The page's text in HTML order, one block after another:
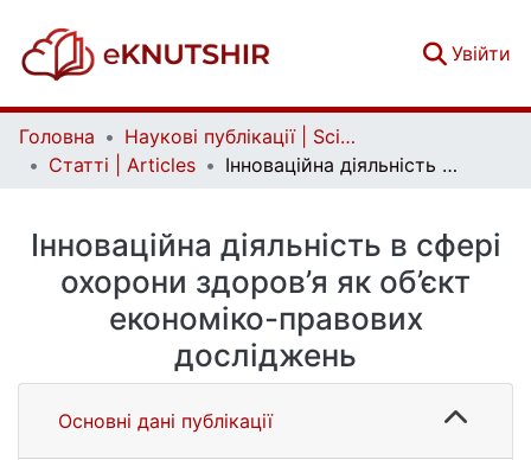
Увійти
Головна
Наукові публікації | Scientific publications
Статті | Articles
Інноваційна діяльність в сфері охорони здоров’я як об’єкт економіко-правових досліджень
Інноваційна діяльність в сфері
охорони здоров’я як об’єкт
економіко-правових
досліджень
Основні дані публікації